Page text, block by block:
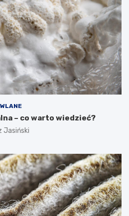
– co warto wiedzieć?
Jasiński